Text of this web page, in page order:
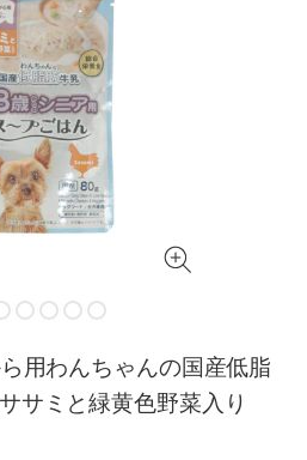
用わんちゃんの国産低脂
サミと緑黄色野菜入り